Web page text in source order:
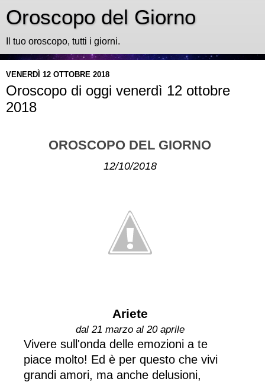
Oroscopo del Giorno
Il tuo oroscopo, tutti i giorni.
VENERDÌ 12 OTTOBRE 2018
Oroscopo di oggi venerdì 12 ottobre
2018
OROSCOPO DEL GIORNO
12/10/2018
Ariete
dal 21 marzo al 20 aprile
Vivere sull'onda delle emozioni a te
piace molto! Ed è per questo che vivi
grandi amori, ma anche delusioni,